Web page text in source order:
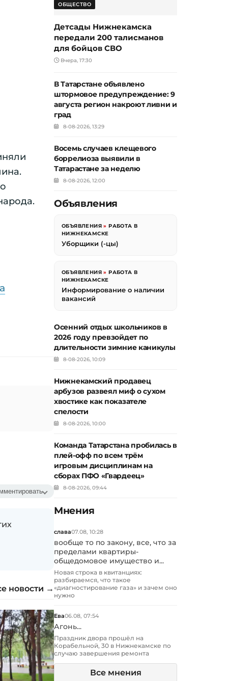
новости →
ОБЩЕСТВО
Детсады Нижнекамска
передали 200 талисманов
для бойцов СВО
Вчера, 17:30
В Татарстане объявлено
штормовое предупреждение: 9
августа регион накроют ливни и
град
8-08-2026, 13:29
Восемь случаев клещевого
боррелиоза выявили в
Татарастане за неделю
8-08-2026, 12:00
Объявления
ОБЪЯВЛЕНИЯ »РАБОТА В
НИЖНЕКАМСКЕ
Уборщики (-цы)
ОБЪЯВЛЕНИЯ »РАБОТА В
НИЖНЕКАМСКЕ
Информирование о наличии
вакансий
Осенний отдых школьников в
2026 году превзойдет по
длительности зимние каникулы
8-08-2026, 10:09
Нижнекамский продавец
арбузов развеял миф о сухом
хвостике как показателе
спелости
8-08-2026, 10:00
Команда Татарстана пробилась в
плей-офф по всем трём
игровым дисциплинам на
сборах ПФО «Гвардеец»
8-08-2026, 09:44
Мнения
слава07.08, 10:28
вообще то по закону, все, что за
пределами квартиры-
общедомовое имущество и...
Новая строка в квитанциях:
разбираемся, что такое
«диагностирование газа» и зачем оно
нужно
Ева06.08, 07:54
Агонь...
Праздник двора прошёл на
Корабельной, 30 в Нижнекамске по
случаю завершения ремонта
Все мнения